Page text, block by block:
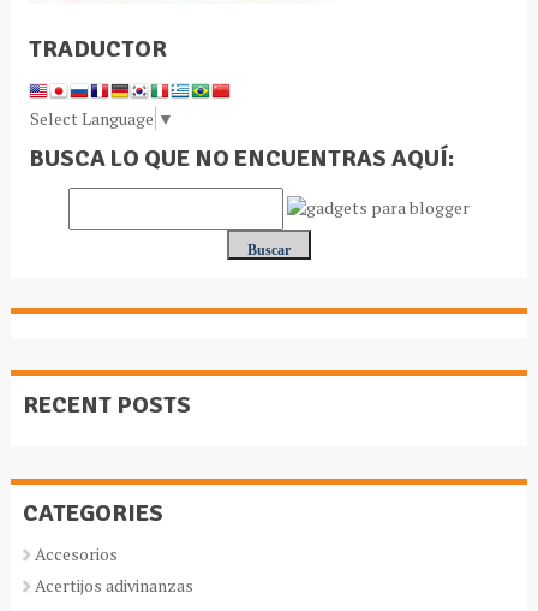
TRADUCTOR
Select Language ▼
BUSCA LO QUE NO ENCUENTRAS AQUÍ:
RECENT POSTS
CATEGORIES
Accesorios
Acertijos adivinanzas